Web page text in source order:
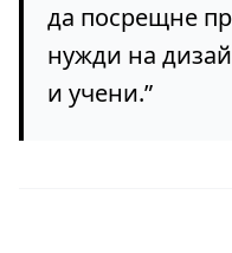
да посрещне
нужди на
и учени.”